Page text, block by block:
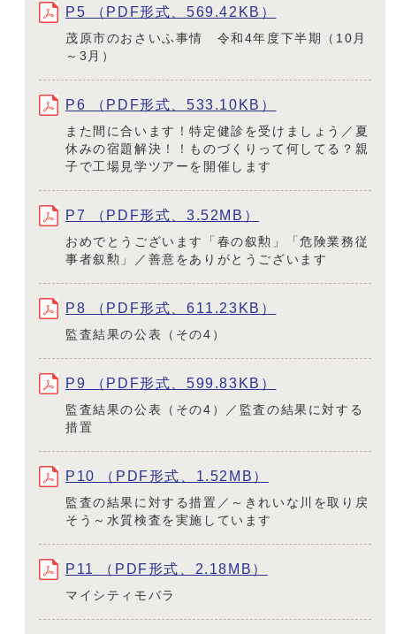
P5 （PDF形式、569.42KB）
茂原市のおさいふ事情 令和4年度下半期（10月
～3月）
P6 （PDF形式、533.10KB）
また間に合います！特定健診を受けましょう／夏
休みの宿題解決！！ものづくりって何してる？親
子で工場見学ツアーを開催します
P7 （PDF形式、3.52MB）
おめでとうございます「春の叙勲」「危険業務従
事者叙勲」／善意をありがとうございます
P8 （PDF形式、611.23KB）
監査結果の公表（その4）
P9 （PDF形式、599.83KB）
監査結果の公表（その4）／監査の結果に対する
措置
P10 （PDF形式、1.52MB）
監査の結果に対する措置／～きれいな川を取り戻
そう～水質検査を実施しています
P11 （PDF形式、2.18MB）
マイシティモバラ